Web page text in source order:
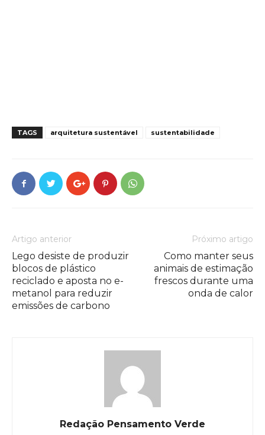
TAGS arquitetura sustentável sustentabilidade
Artigo anterior
Lego desiste de produzir
blocos de plástico
reciclado e aposta no e-
metanol para reduzir
emissões de carbono
Próximo artigo
Como manter seus
animais de estimação
frescos durante uma
onda de calor
Redação Pensamento Verde